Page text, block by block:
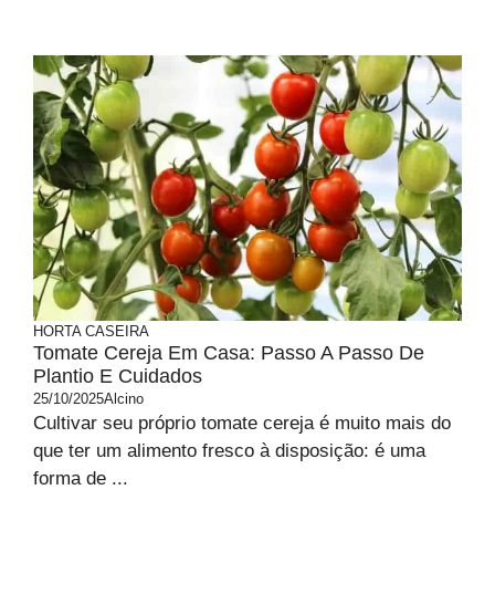
HORTA CASEIRA
Tomate Cereja Em Casa: Passo A Passo De
Plantio E Cuidados
25/10/2025Alcino
Cultivar seu próprio tomate cereja é muito mais do
que ter um alimento fresco à disposição: é uma
forma de ...